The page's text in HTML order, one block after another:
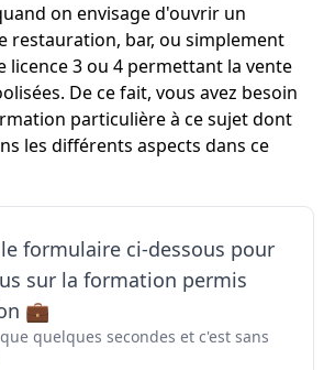
on envisage d'ouvrir un
restauration, bar, ou simplement
licence 3 ou 4 permettant la vente
De ce fait, vous avez besoin
particulière à ce sujet dont
les différents aspects dans ce
formulaire ci-dessous pour
sur la formation permis
💼
quelques secondes et c'est sans